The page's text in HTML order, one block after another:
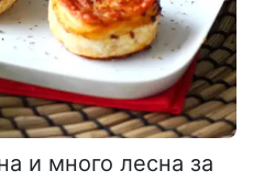
и много лесна за